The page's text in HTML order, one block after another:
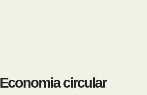
Economia circular